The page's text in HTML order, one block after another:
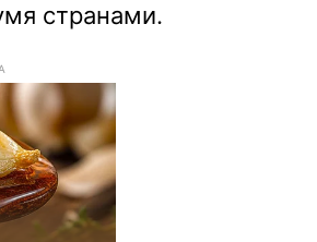
странами.